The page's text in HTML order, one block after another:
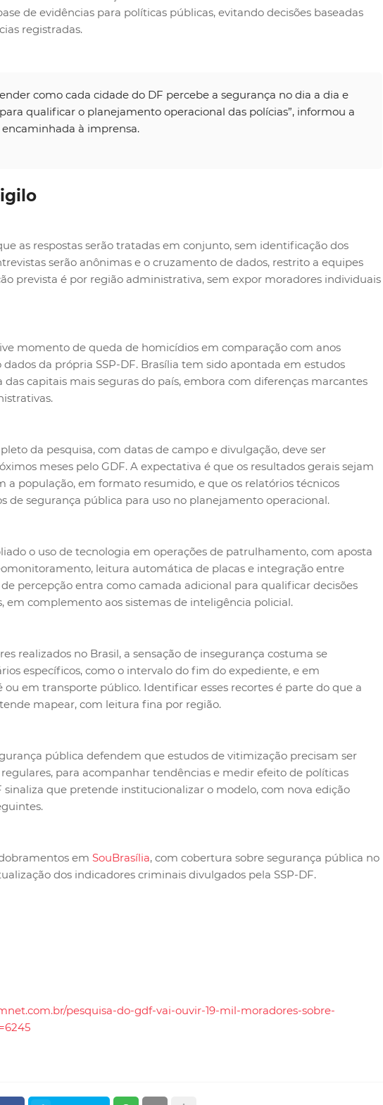
de evidências para políticas públicas, evitando decisões baseadas
registradas.
como cada cidade do DF percebe a segurança no dia a dia e
qualificar o planejamento operacional das polícias”, informou a
à imprensa.
as respostas serão tratadas em conjunto, sem identificação dos
serão anônimas e o cruzamento de dados, restrito a equipes
prevista é por região administrativa, sem expor moradores individuais
momento de queda de homicídios em comparação com anos
dados da própria SSP-DF. Brasília tem sido apontada em estudos
das capitais mais seguras do país, embora com diferenças marcantes
da pesquisa, com datas de campo e divulgação, deve ser
meses pelo GDF. A expectativa é que os resultados gerais sejam
a população, em formato resumido, e que os relatórios técnicos
de segurança pública para uso no planejamento operacional.
o uso de tecnologia em operações de patrulhamento, com aposta
leitura automática de placas e integração entre
de percepção entra como camada adicional para qualificar decisões
em complemento aos sistemas de inteligência policial.
realizados no Brasil, a sensação de insegurança costuma se
específicos, como o intervalo do fim do expediente, e em
ou em transporte público. Identificar esses recortes é parte do que a
mapear, com leitura fina por região.
pública defendem que estudos de vitimização precisam ser
para acompanhar tendências e medir efeito de políticas
sinaliza que pretende institucionalizar o modelo, com nova edição
em SouBrasília, com cobertura sobre segurança pública no
dos indicadores criminais divulgados pela SSP-DF.
pesquisa-do-gdf-vai-ouvir-19-mil-moradores-sobre-